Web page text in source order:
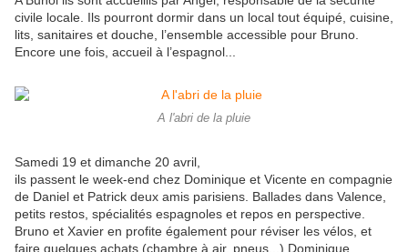
civile locale. Ils pourront dormir dans un local tout équipé, cuisine,
lits, sanitaires et douche, l’ensemble accessible pour Bruno.
Encore une fois, accueil à l’espagnol...
A l'abri de la pluie
Samedi 19 et dimanche 20 avril,
ils passent le week-end chez Dominique et Vicente en compagnie
de Daniel et Patrick deux amis parisiens. Ballades dans Valence,
petits restos, spécialités espagnoles et repos en perspective.
Bruno et Xavier en profite également pour réviser les vélos, et
faire quelques achats (chambre à air, pneus...) Dominique